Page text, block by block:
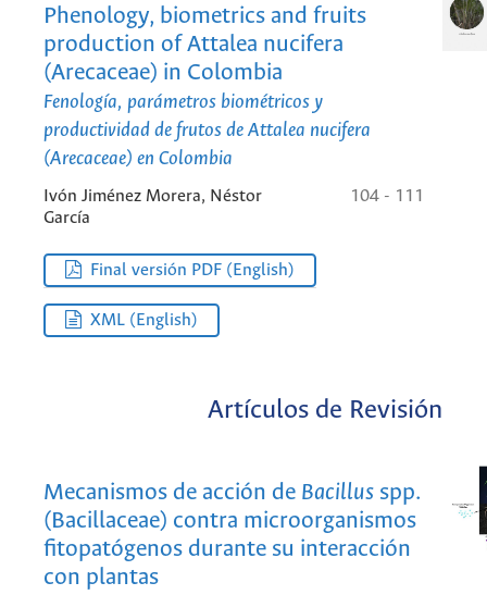
Phenology, biometrics and fruits
production of Attalea nucifera
(Arecaceae) in Colombia
Fenología, parámetros biométricos y
productividad de frutos de Attalea nucifera
(Arecaceae) en Colombia
Ivón Jiménez Morera, Néstor
García
104 - 111
Final versión PDF (English)
XML (English)
Artículos de Revisión
Mecanismos de acción de Bacillus spp.
(Bacillaceae) contra microorganismos
fitopatógenos durante su interacción
con plantas